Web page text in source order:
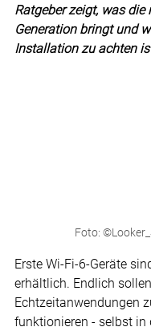
Ratgeber zeigt, was die
Generation bringt und
Installation zu achten
Foto:
Erste Wi-Fi-6-Geräte
erhältlich. Endlich
Echtzeitanwendungen
funktionieren - selbst in